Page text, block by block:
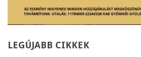
LEGÚJABB CIKKEK